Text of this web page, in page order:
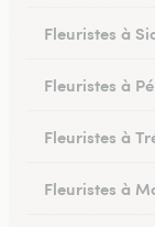
Fleuristes à
Fleuristes à
Fleuristes à
Fleuristes à